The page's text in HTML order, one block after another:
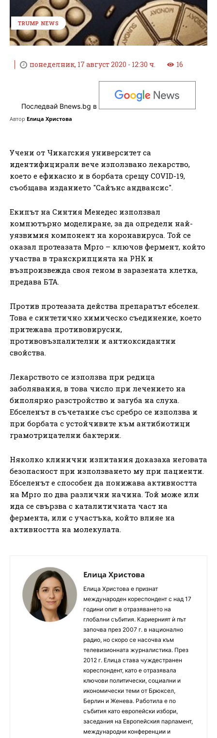
TRUMP NEWS
понеделник, 17 август 2020 - 12:30 ч. 16
Последвай Bnews.bg в
Автор Елица Христова
Учени от Чикагския университет са
идентифицирали вече използвано лекарство,
което е ефикасно и в борбата срещу COVID-19,
съобщава изданието "Сайънс андвансис".
Екипът на Синтия Менедес използвал
компютърно моделиране, за да определи най-
уязвимия компонент на коронавируса. Той се
оказал протеазата Mpro – ключов фермент, който
участва в транскрипцията на РНК и
възпроизвежда своя геном в заразената клетка,
предава БТА.
Против протеазата действа препаратът ебселен.
Това е синтетично химическо съединение, което
притежава противовирусни,
противовъзпалителни и антиоксидантни
свойства.
Лекарството се използва при редица
заболявания, в това число при лечението на
биполярно разстройство и загуба на слуха.
Ебселенът в съчетание със сребро се използва и
при борбата с устойчивите към антибиотици
грамотрицателни бактерии.
Няколко клинични изпитания доказаха неговата
безопасност при използването му при пациенти.
Ебселенът е способен да понижава активността
на Mpro по два различни начина. Той може или
ида се свързва с каталитичната част на
фермента, или с участъка, който влияе на
активността на молекулата.
Елица Христова
Елица Христова е признат
международен кореспондент с над 17
години опит в отразяването на
глобални събития. Кариерният ѝ път
започва през 2007 г. в национално
радио, но скоро се насочва към
телевизионната журналистика. През
2012 г. Елица става чуждестранен
кореспондент, като е отразявала
ключови политически, социални и
икономически теми от Брюксел,
Берлин и Женева. Работила е по
събития като европейски избори,
заседания на Европейския парламент,
международни конференции и